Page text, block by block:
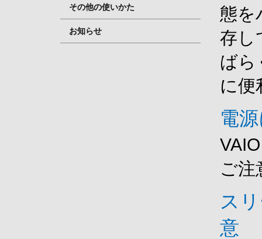
その他の使いかた
お知らせ
態を
存し
ばら
に便
電
ご注
ス
意